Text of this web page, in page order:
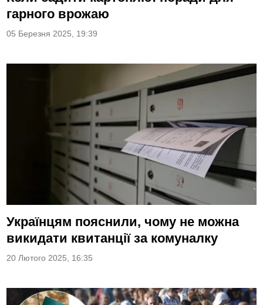
гарного врожаю
05 Березня 2025, 19:39
Українцям пояснили, чому не можна
викидати квитанції за комуналку
20 Лютого 2025, 16:35